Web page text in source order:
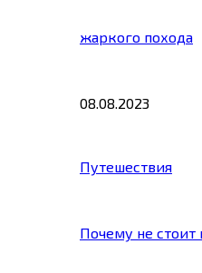
жаркого похода
08.08.2023
Путешествия
Почему не стоит